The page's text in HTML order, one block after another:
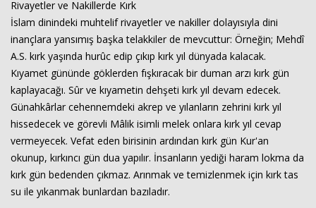
Rivayetler ve Nakillerde Kırk
İslam dinindeki muhtelif rivayetler ve nakiller dolayısıyla dini
inançlara yansımış başka telakkiler de mevcuttur: Örneğin; Mehdî
A.S. kırk yaşında hurûc edip çıkıp kırk yıl dünyada kalacak.
Kıyamet gününde göklerden fışkıracak bir duman arzı kırk gün
kaplayacağı. Sûr ve kıyametin dehşeti kırk yıl devam edecek.
Günahkârlar cehennemdeki akrep ve yılanların zehrini kırk yıl
hissedecek ve görevli Mâlik isimli melek onlara kırk yıl cevap
vermeyecek. Vefat eden birisinin ardından kırk gün Kur'an
okunup, kırkıncı gün dua yapılır. İnsanların yediği haram lokma da
kırk gün bedenden çıkmaz. Arınmak ve temizlenmek için kırk tas
su ile yıkanmak bunlardan bazıladır.